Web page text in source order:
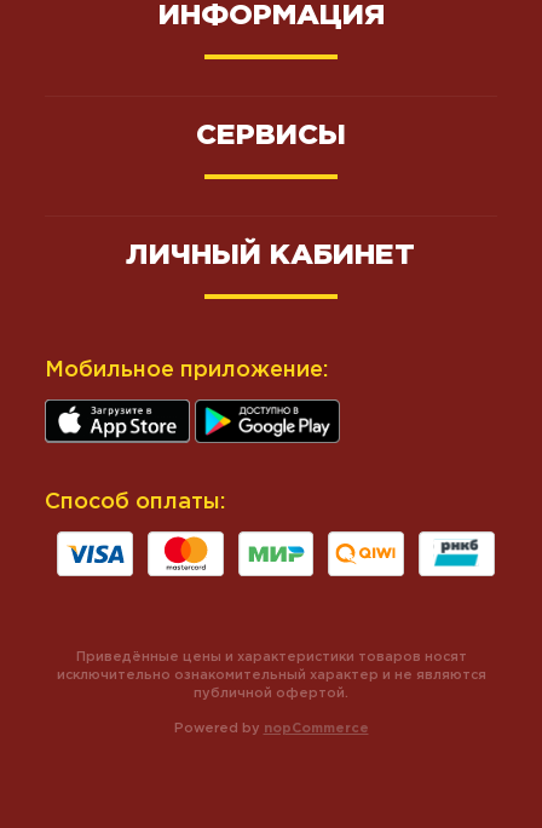
ИНФОРМАЦИЯ
СЕРВИСЫ
ЛИЧНЫЙ КАБИНЕТ
Мобильное приложение:
Способ оплаты:
Powered by nopCommerce
Приведённые цены и характеристики товаров носят
исключительно ознакомительный характер и не являются
публичной офертой.